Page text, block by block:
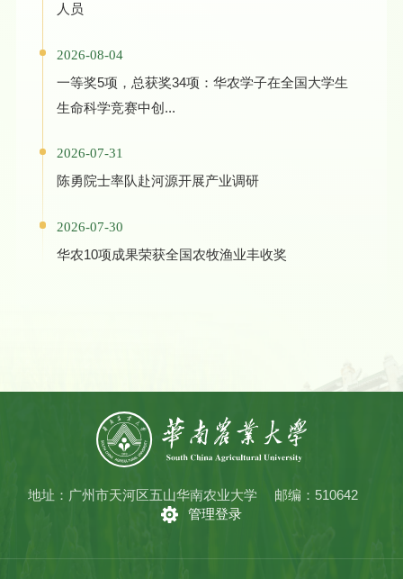
人员
2026-08-04
一等奖5项，总获奖34项：华农学子在全国大学生
生命科学竞赛中创...
2026-07-31
陈勇院士率队赴河源开展产业调研
2026-07-30
华农10项成果荣获全国农牧渔业丰收奖
地址：广州市天河区五山华南农业大学
邮编：510642
管理登录